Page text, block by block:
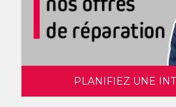
PLANIFIEZ UNE